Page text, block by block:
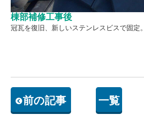
棟部補修工事後
冠瓦を復旧、新しいステンレスビスで固定。
前の記事 一覧